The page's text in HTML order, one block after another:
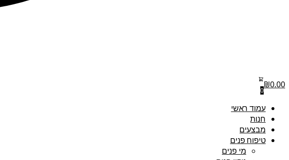
₪0.00
0
עמוד ראשי
חנות
מבצעים
טיפוח פנים
מי פנים